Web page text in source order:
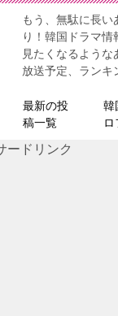
もう、無駄に長
り！韓国ドラマ
見たくなるよう
放送予定、ランキ
最新の投
稿一覧
韓
ードリンク